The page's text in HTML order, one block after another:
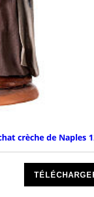
crèche de Naples